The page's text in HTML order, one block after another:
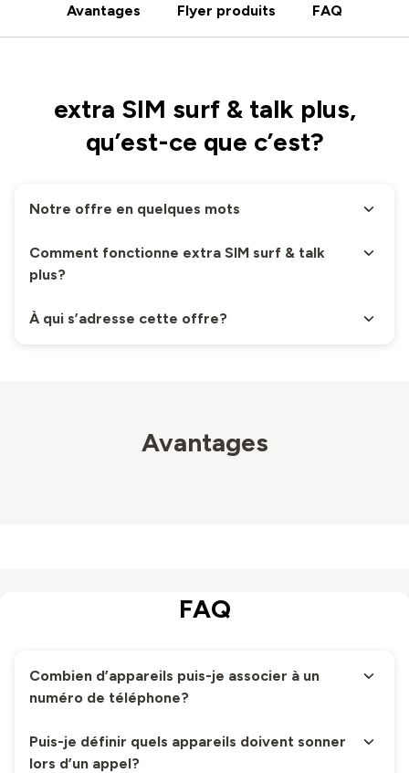
Avantages Flyer produits FAQ
extra SIM surf & talk plus,
qu’est-ce que c’est?
Notre offre en quelques mots
Comment fonctionne extra SIM surf & talk
plus?
À qui s’adresse cette offre?
Avantages
FAQ
Combien d’appareils puis-je associer à un
numéro de téléphone?
Puis-je définir quels appareils doivent sonner
lors d’un appel?